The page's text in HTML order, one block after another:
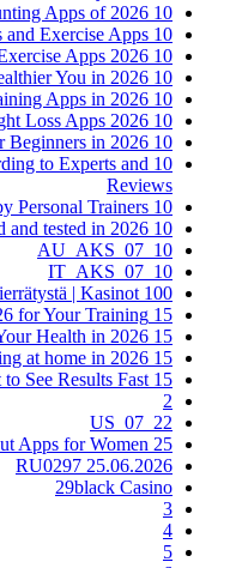
10 Best Calorie Counting Apps of 2026
10 Best Fitness and Exercise Apps
10 Best Fitness and Exercise Apps 2026
10 Best Nutrition Tracker Apps for a Healthier You in 2026
10 Best Strength Training Apps in 2026
10 Best Weight Loss Apps 2026
10 Best Workout Apps for Beginners in 2026
to Experts and
Reviews
10 Best Workout Apps of 2026, Tested by Personal Trainers
10 best workout apps, tried and tested in 2026
10_07_AU_AKS
10_07_IT_AKS
100 Ilmaiskierrosta Ilman Kierrätystä | Kasinot
15 Best Running Apps of 2026 for Your Training
15 Best Wellness Apps to Transform Your Health in 2026
15 best workout apps for exercising at home in 2026
15 Free Workout Apps if You Want to See Results Fast
2
22_07_US
25 Free Workout Apps for Women
25.06.2026 RU0297
29black Casino
3
4
5